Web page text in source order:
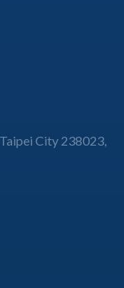
City 238023,